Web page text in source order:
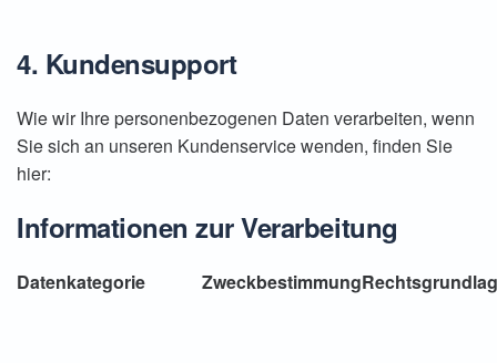
4. Kundensupport
Wie wir Ihre personenbezogenen Daten verarbeiten, wenn
Sie sich an unseren Kundenservice wenden, finden Sie
hier:
Informationen zur Verarbeitung
Datenkategorie Zweckbestimmung